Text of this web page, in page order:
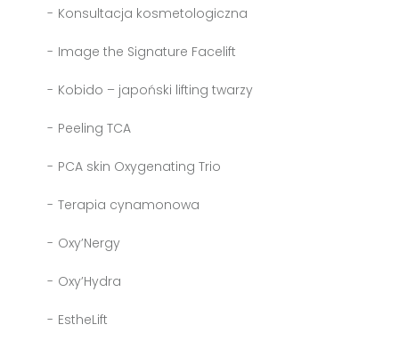
Konsultacja kosmetologiczna
Image the Signature Facelift
Kobido – japoński lifting twarzy
Peeling TCA
PCA skin Oxygenating Trio
Terapia cynamonowa
Oxy’Nergy
Oxy’Hydra
EstheLift